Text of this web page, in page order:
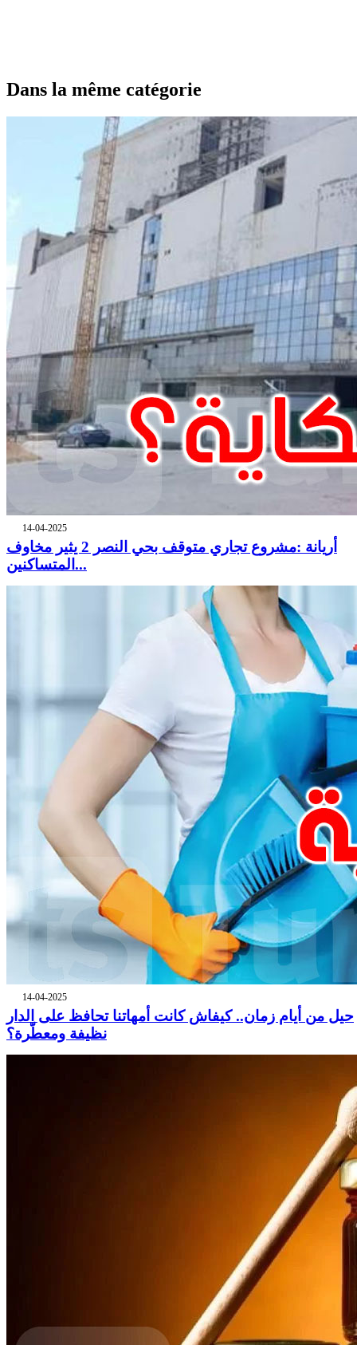
Dans la même catégorie
14-04-2025
أريانة :مشروع تجاري متوقف بحي النصر 2 يثير مخاوف
المتساكنين...
14-04-2025
حيل من أيام زمان.. كيفاش كانت أمهاتنا تحافظ على الدار
نظيفة ومعطّرة؟